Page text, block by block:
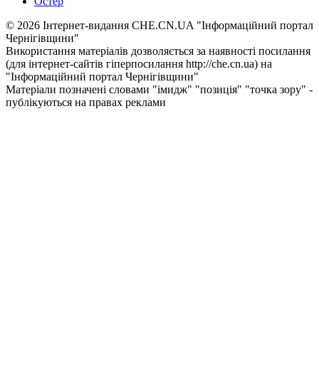
© 2026 Інтернет-видання CHE.CN.UA "Інформаційний портал
Чернiгiвщини"
Використання матеріалів дозволяється за наявності посилання
(для інтернет-сайтів гіперпосилання http://che.cn.ua) на
"Інформаційний портал Чернiгiвщини"
Матеріали позначені словами "імидж" "позиція" "точка зору" -
публікуються на правах реклами